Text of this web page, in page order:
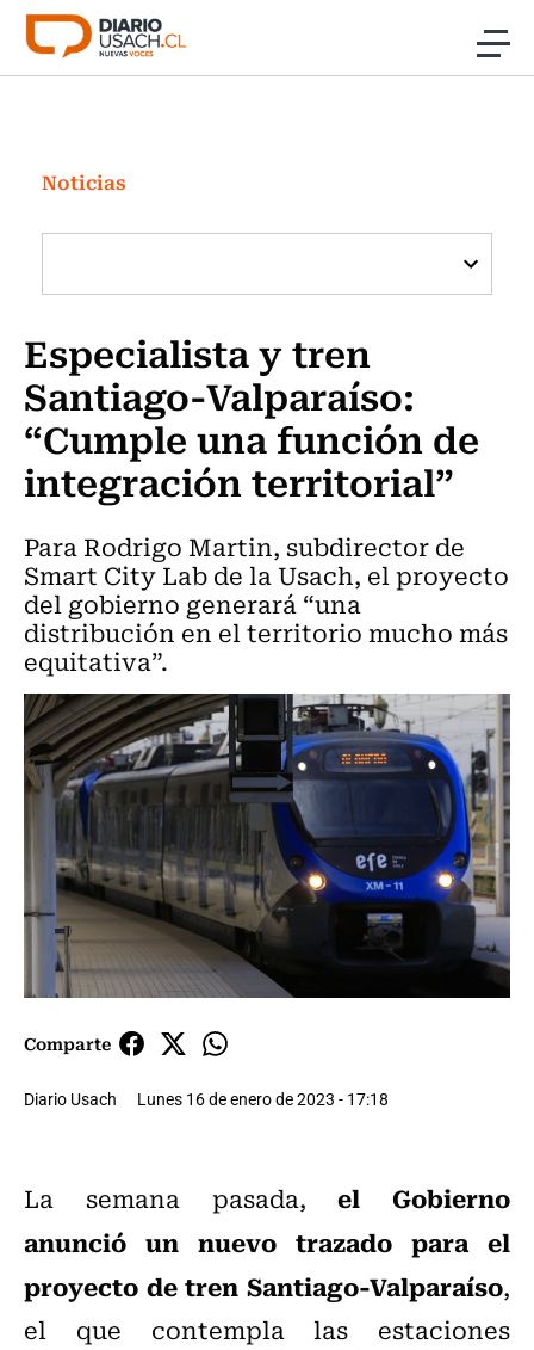
Click acá para ir directamente al contenido
Investigación
Cultura
Programas Radio y TV Usach
Noticias
Especialista y tren
Santiago-Valparaíso:
“Cumple una función de
integración territorial”
Para Rodrigo Martin, subdirector de
Smart City Lab de la Usach, el proyecto
del gobierno generará “una
distribución en el territorio mucho más
equitativa”.
Comparte
Diario Usach Lunes 16 de enero de 2023 - 17:18
La semana pasada,el Gobierno
anunció un nuevo trazado para el
proyecto de tren Santiago-Valparaíso,
el que contempla las estaciones